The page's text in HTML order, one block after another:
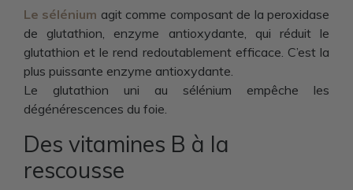
Le sélénium agit comme composant de la peroxidase
de glutathion, enzyme antioxydante, qui réduit le
glutathion et le rend redoutablement efficace. C’est la
plus puissante enzyme antioxydante.
Le glutathion uni au sélénium empêche les
dégénérescences du foie.
Des vitamines B à la
rescousse